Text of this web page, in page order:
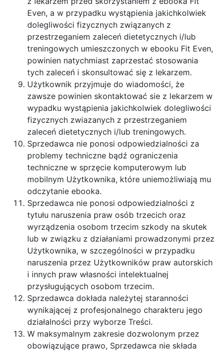
Even, a w przypadku wystąpienia jakichkolwiek
dolegliwości fizycznych związanych z
przestrzeganiem zaleceń dietetycznych i/lub
treningowych umieszczonych w ebooku Fit Even,
powinien natychmiast zaprzestać stosowania
tych zaleceń i skonsultować się z lekarzem.
Użytkownik przyjmuje do wiadomości, że
zawsze powinien skontaktować sie z lekarzem w
wypadku wystąpienia jakichkolwiek dolegliwości
fizycznych zwiazanych z przestrzeganiem
zaleceń dietetycznych i/lub treningowych.
Sprzedawca nie ponosi odpowiedzialności za
problemy techniczne bądź ograniczenia
techniczne w sprzęcie komputerowym lub
mobilnym Użytkownika, które uniemożliwiają mu
odczytanie ebooka.
Sprzedawca nie ponosi odpowiedzialności z
tytułu naruszenia praw osób trzecich oraz
wyrządzenia osobom trzecim szkody na skutek
lub w związku z działaniami prowadzonymi przez
Użytkownika, w szczególności w przypadku
naruszenia przez Użytkowników praw autorskich
i innych praw własności intelektualnej
przysługujących osobom trzecim.
Sprzedawca dokłada należytej staranności
wynikającej z profesjonalnego charakteru jego
działalności przy wyborze Treści.
W maksymalnym zakresie dozwolonym przez
obowiązujące prawo, Sprzedawca nie składa